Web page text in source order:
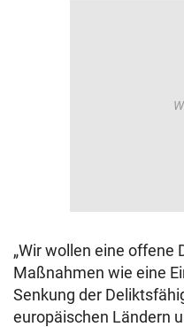
„Wir wollen eine offene
Maßnahmen wie eine
Senkung der
europäischen Ländern